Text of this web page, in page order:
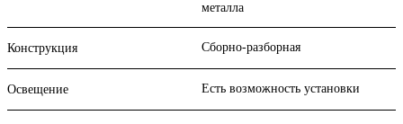
металла
Конструкция Сборно-разборная
Освещение Есть возможность установки